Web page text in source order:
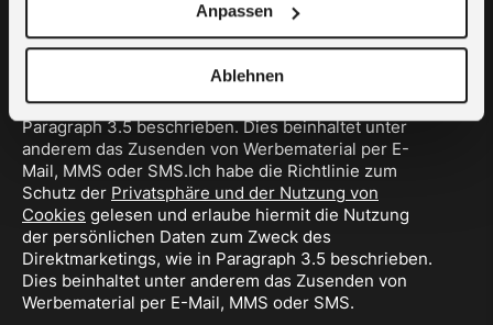
Anpassen
Ablehnen
*
Ich habe die Richtlinie zum Schutz der
und erlaube hiermit die Nutzung der persönlichen
Daten zum Zweck des Direktmarketings, wie in
Paragraph 3.5 beschrieben. Dies beinhaltet unter
anderem das Zusenden von Werbematerial per E-
Mail, MMS oder SMS.Ich habe die Richtlinie zum
Schutz der Privatsphäre und der Nutzung von
Cookies gelesen und erlaube hiermit die Nutzung
der persönlichen Daten zum Zweck des
Direktmarketings, wie in Paragraph 3.5 beschrieben.
Dies beinhaltet unter anderem das Zusenden von
Werbematerial per E-Mail, MMS oder SMS.